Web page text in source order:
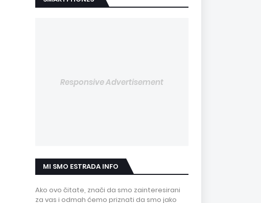
Responsive Advertisement
MI SMO ESTRADA INFO
Ako ovo čitate, znači da smo zainteresirani
za vas i odmah ćemo priznati da smo jako